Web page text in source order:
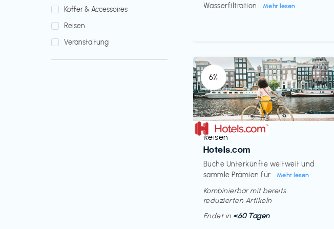
Koffer & Accessoires
Reisen
Veranstaltung
Wasserfiltration... Mehr lesen
6%
Reisen
Hotels.com
Buche Unterkünfte weltweit und
sammle Prämien für... Mehr lesen
€‎
Kombinierbar mit bereits
reduzierten Artikeln
Endet in <60 Tagen